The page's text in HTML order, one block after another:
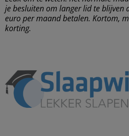
je besluiten om langer lid te blijven
euro per maand betalen. Kortom,
korting.